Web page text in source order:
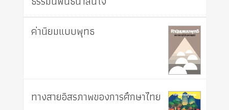
ค่านิยมแบบพุทธ
ทางสายอิสรภาพของการศึกษาไทย